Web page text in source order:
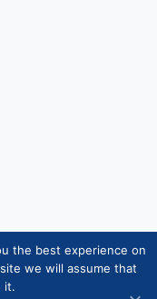
ry 2026 |
|Henkilötietojen
the best experience on
we will assume that
it.